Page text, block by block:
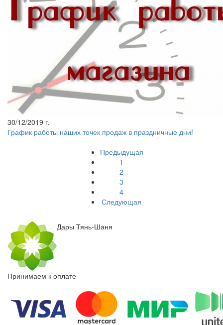
30/12/2019 г.
График работы наших точек продаж в праздничные дни!
Предыдущая
1
2
3
4
Следующая
Дары Тянь-Шаня
Принимаем к оплате